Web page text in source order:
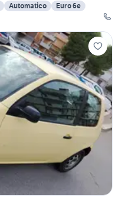
Automatico
Euro 6e